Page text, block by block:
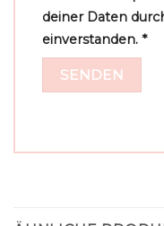
deiner Daten
einverstanden. *